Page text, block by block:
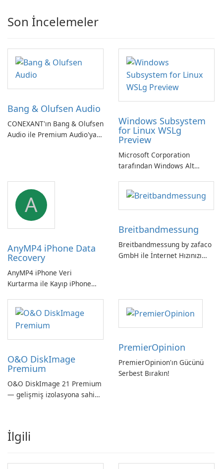
Son İncelemeler
Bang & Olufsen Audio
CONEXANT'ın Bang & Olufsen
Audio ile Premium Audio'ya
Windows Subsystem
for Linux WSLg
Preview
Microsoft Corporation
tarafından Windows Alt
Linux ve Windows
ortamlarının sorunsuz
entegrasyonu için
A
AnyMP4 iPhone Data
Recovery
AnyMP4 iPhone Veri
Kurtarma ile Kayıp iPhone
Breitbandmessung
Breitbandmessung by zafaco
GmbH ile İnternet Hızınızı
O&O DiskImage
Premium
O&O DiskImage 21 Premium
— gelişmiş izolasyona sahip
PremierOpinion
PremierOpinion'ın Gücünü
Serbest Bırakın!
İlgili